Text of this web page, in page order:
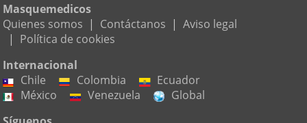
Masquemedicos
Quienes somos | Contáctanos | Aviso legal
| Política de cookies
Internacional
Chile
Colombia
Ecuador
México
Venezuela
Global